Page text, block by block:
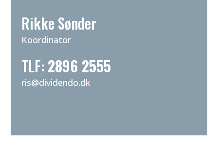
Rikke Sønder
Koordinator
TLF: 2896 2555
ris@dividendo.dk